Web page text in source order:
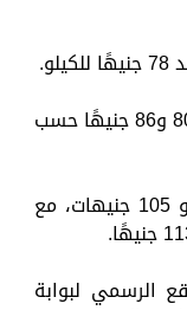
بينما تراوحت أسعارها للمستهلك بين 80 و86 جنيهًا حسب
أما الفراخ البلدي، فقد بلغ سعر الكيلو 105 جنيهات، مع
الرسمي لبوابة